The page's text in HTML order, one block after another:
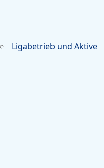
Ligabetrieb und Aktive